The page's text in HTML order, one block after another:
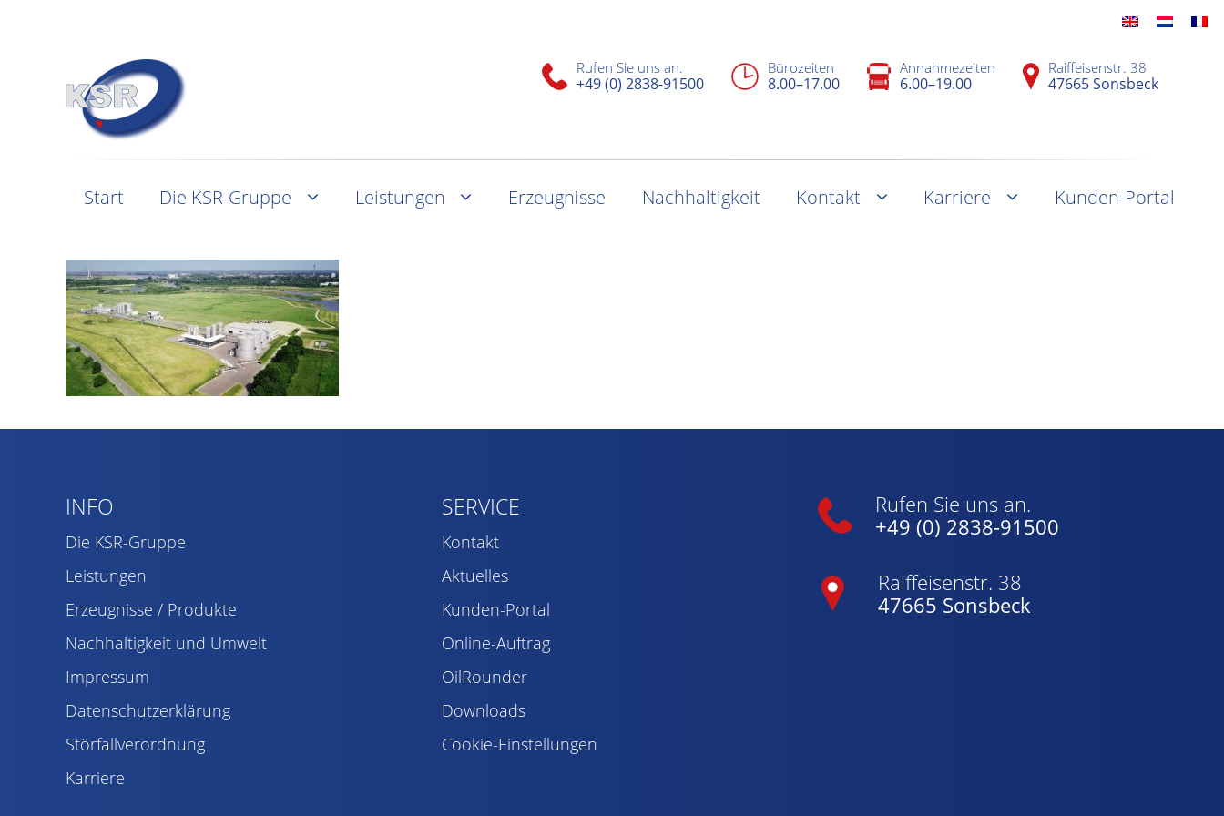
Rufen Sie uns an.
+49 (0) 2838-91500
Bürozeiten
8.00–17.00
Annahmezeiten
6.00–19.00
Raiffeisenstr. 38
47665 Sonsbeck
Start Die KSR-Gruppe Leistungen Erzeugnisse Nachhaltigkeit Kontakt Karriere Kunden-Portal
INFO
Die KSR-Gruppe
Leistungen
Erzeugnisse / Produkte
Nachhaltigkeit und Umwelt
Impressum
Datenschutzerklärung
Störfallverordnung
Karriere
SERVICE
Kontakt
Aktuelles
Kunden-Portal
Online-Auftrag
OilRounder
Downloads
Cookie-Einstellungen
Rufen Sie uns an.
+49 (0) 2838-91500
Raiffeisenstr. 38
47665 Sonsbeck